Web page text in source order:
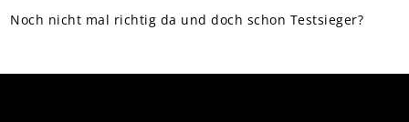
Noch nicht mal richtig da und doch schon Testsieger?